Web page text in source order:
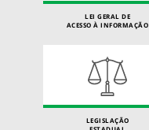
LEI GERAL DE
ACESSO À INFORMAÇÃO
LEGISLAÇÃO